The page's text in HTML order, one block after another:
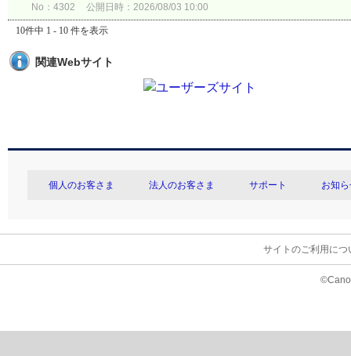
No：4302 公開日時：2026/08/03 10:00
10件中 1 - 10 件を表示
関連Webサイト
個人のお客さま 法人のお客さま サポート お知
サイトのご利用につ